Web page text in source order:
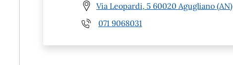
Via Leopardi, 5 60020 Agugliano (AN)
071 9068031